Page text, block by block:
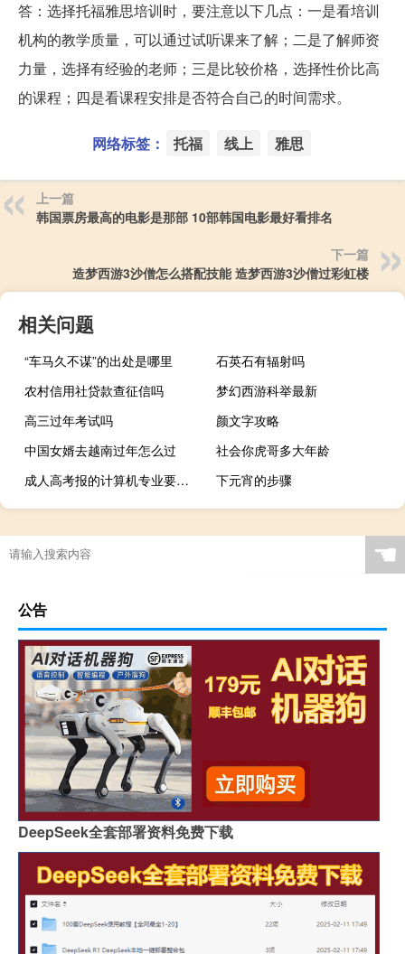
答：选择托福雅思培训时，要注意以下几点：一是看培训
机构的教学质量，可以通过试听课来了解；二是了解师资
力量，选择有经验的老师；三是比较价格，选择性价比高
的课程；四是看课程安排是否符合自己的时间需求。
网络标签： 托福 线上 雅思
上一篇
韩国票房最高的电影是那部 10部韩国电影最好看排名
下一篇
造梦西游3沙僧怎么搭配技能 造梦西游3沙僧过彩虹楼
相关问题
“车马久不谋”的出处是哪里
石英石有辐射吗
农村信用社贷款查征信吗
梦幻西游科举最新
高三过年考试吗
颜文字攻略
中国女婿去越南过年怎么过
社会你虎哥多大年龄
成人高考报的计算机专业要考啥
下元宵的步骤
☚
公告
DeepSeek全套部署资料免费下载